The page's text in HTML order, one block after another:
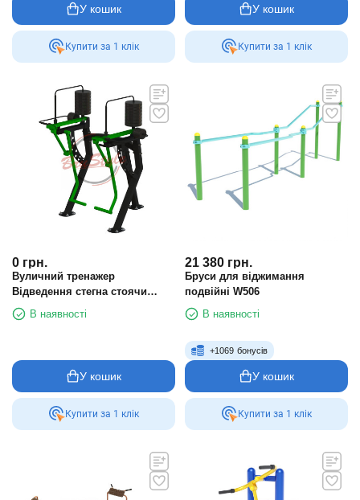
У кошик
Купити за 1 клiк
У кошик
Купити за 1 клiк
0 грн.
Вуличний тренажер
Відведення стегна стоячи
SG618
В наявності
У кошик
Купити за 1 клiк
21 380 грн.
Бруси для віджимання
подвійні W506
В наявності
+1069 бонусів
У кошик
Купити за 1 клiк